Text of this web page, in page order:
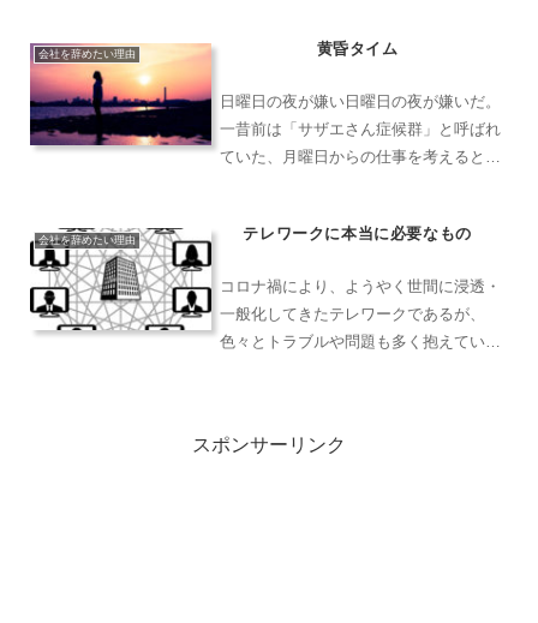
介する動画の再生回数は3...
会社を辞めたい理由 黄昏タイム
日曜日の夜が嫌い日曜日の夜が嫌いだ。
一昔前は「サザエさん症候群」と呼ばれ
ていた、月曜日からの仕事を考えると憂
が終わる頃、どうしようもなく切なくな
会社を辞めたい理由 テレワークに本当に必要なもの
コロナ禍により、ようやく世間に浸透・
一般化してきたテレワークであるが、
色々とトラブルや問題も多く抱えている
スポンサーリンク